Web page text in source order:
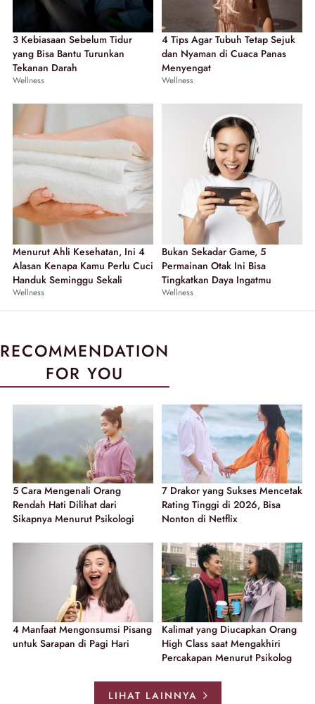
3 Kebiasaan Sebelum Tidur
yang Bisa Bantu Turunkan
Tekanan Darah
Wellness
4 Tips Agar Tubuh Tetap Sejuk
dan Nyaman di Cuaca Panas
Menyengat
Wellness
Menurut Ahli Kesehatan, Ini 4
Alasan Kenapa Kamu Perlu Cuci
Handuk Seminggu Sekali
Wellness
Bukan Sekadar Game, 5
Permainan Otak Ini Bisa
Tingkatkan Daya Ingatmu
Wellness
RECOMMENDATION
FOR YOU
5 Cara Mengenali Orang
Rendah Hati Dilihat dari
Sikapnya Menurut Psikologi
7 Drakor yang Sukses Mencetak
Rating Tinggi di 2026, Bisa
Nonton di Netflix
4 Manfaat Mengonsumsi Pisang
untuk Sarapan di Pagi Hari
Kalimat yang Diucapkan Orang
High Class saat Mengakhiri
Percakapan Menurut Psikolog
LIHAT LAINNYA